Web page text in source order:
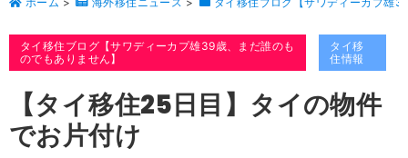
タイ移住ブログ【サワディーカプ雄39歳、まだ誰のも
のでもありません】
タイ移
住情報
【タイ移住25日目】タイの物件
でお片付け